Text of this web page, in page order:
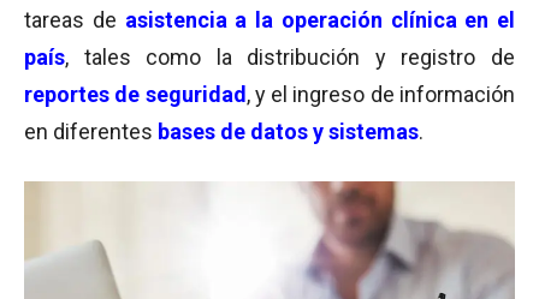
tareas de asistencia a la operación clínica en el
país, tales como la distribución y registro de
reportes de seguridad , y el ingreso de información
en diferentes bases de datos y sistemas.